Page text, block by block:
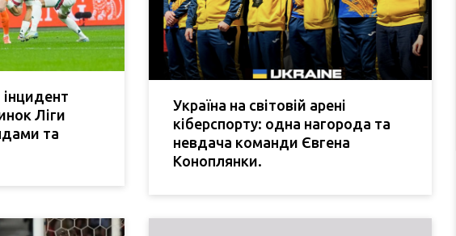
Ліги
та
Україна на світовій арені
кіберспорту: одна нагорода та
невдача команди Євгена
Коноплянки.